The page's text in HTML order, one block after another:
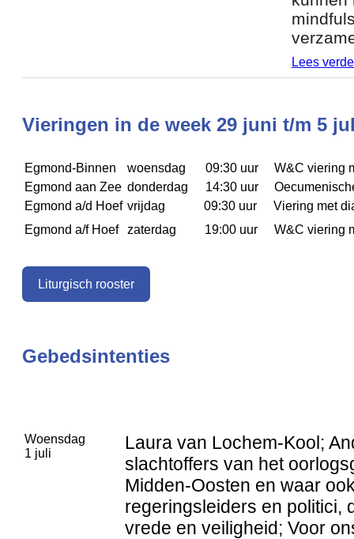
Lees
Vieringen in de week 29 juni t/m 5
Egmond-Binnen woensdag 09:30 uur
W&C viering
Egmond aan Zee donderdag 14:30 uur
Egmond a/d Hoef vrijdag 09:30 uur
Viering met
Egmond a/f Hoef
zaterdag 19:00 uur W&C viering
Liturgisch rooster
Gebedsintenties
Woensdag
1 juli
Laura van Lochem-Kool;
slachtoffers van het
Midden-Oosten en waar
regeringsleiders en politici,
vrede en veiligheid; Voor